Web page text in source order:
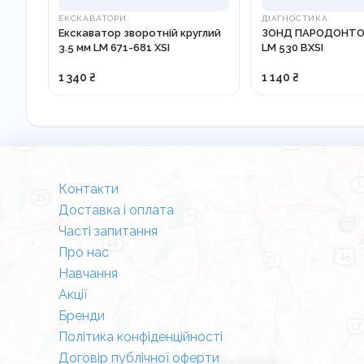
ЕКСКАВАТОРИ
Екскаватор зворотній круглий
3.5 мм LM 671-681 XSI
1 340 ₴
ДІАГНОСТИКА
ЗОНД
LM 530 BXSI
1 140 ₴
Контакти
Доставка і оплата
Часті запитання
Про нас
Навчання
Акції
Бренди
Політика конфіденційності
Договір публічної оферти